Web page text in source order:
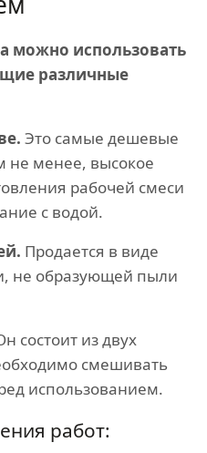
можно использовать
различные
Это самые дешевые
менее, высокое
рабочей смеси
с водой.
Продается в виде
не образующей пыли
состоит из двух
смешивать
использованием.
работ: